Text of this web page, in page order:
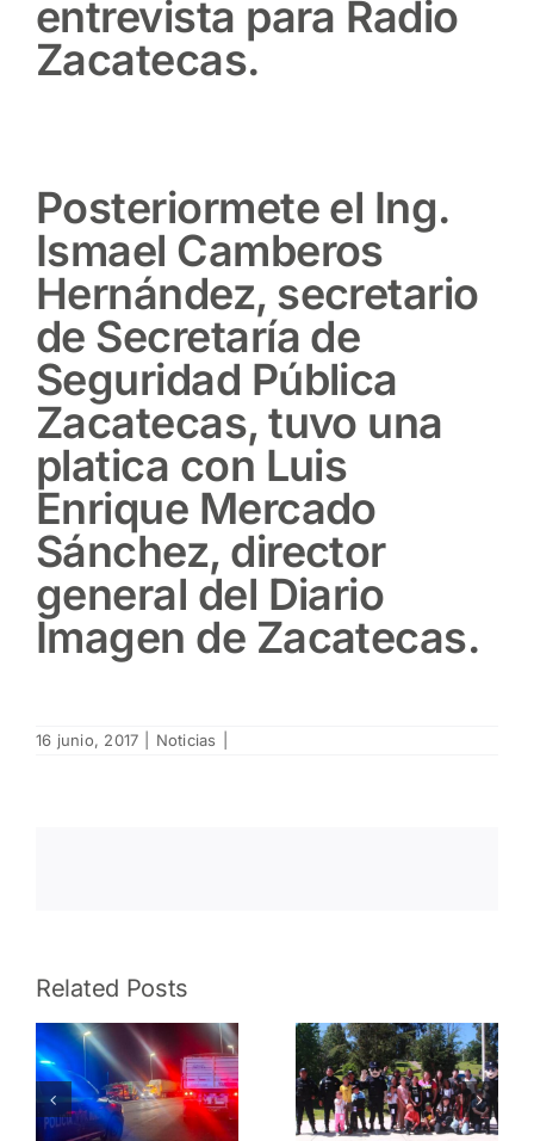
entrevista para Radio
Zacatecas.
Posteriormete el Ing.
Ismael Camberos
Hernández,­ secretario
de Secretaría de
Seguridad Pública
Zacatecas, tuvo una
platica con Luis
Enrique Mercado
Sánchez, director
general del Diario
Imagen de Zacatecas.
16 junio, 2017 Noticias
Related PostsPolicía
Estatal
Preventiva
y Policía
Municipal
Estatal
Preventiva
y